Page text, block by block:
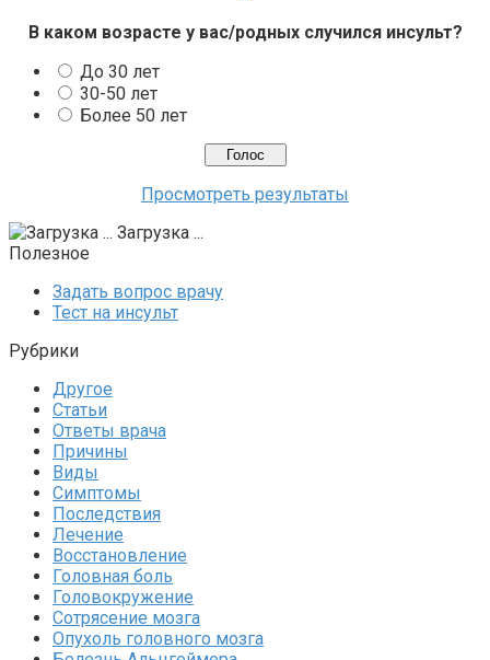
В каком возрасте у вас/родных случился инсульт?
До 30 лет
30-50 лет
Более 50 лет
Просмотреть результаты
Загрузка ...
Полезное
Задать вопрос врачу
Тест на инсульт
Рубрики
Другое
Статьи
Ответы врача
Причины
Виды
Симптомы
Последствия
Лечение
Восстановление
Головная боль
Головокружение
Сотрясение мозга
Опухоль головного мозга